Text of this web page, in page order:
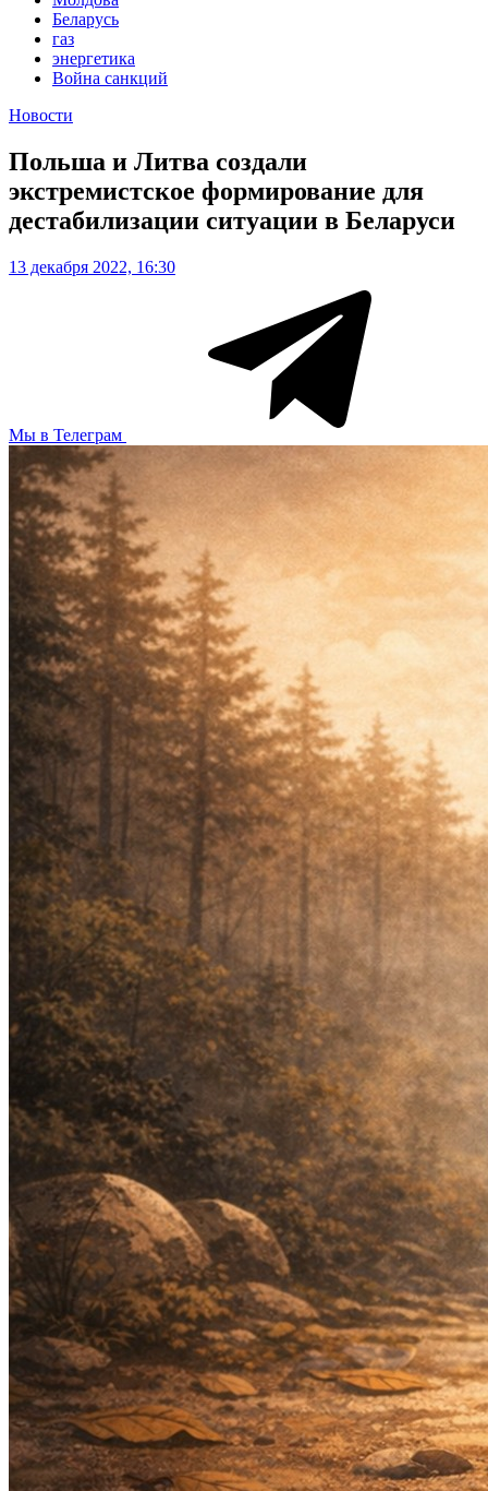
Беларусь
газ
энергетика
Война санкций
Новости
Польша и Литва создали
экстремистское формирование для
дестабилизации ситуации в Беларуси
13 декабря 2022, 16:30
Мы в Телеграм